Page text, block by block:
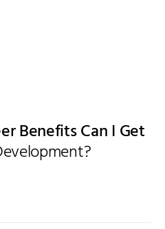
Benefits Can I Get